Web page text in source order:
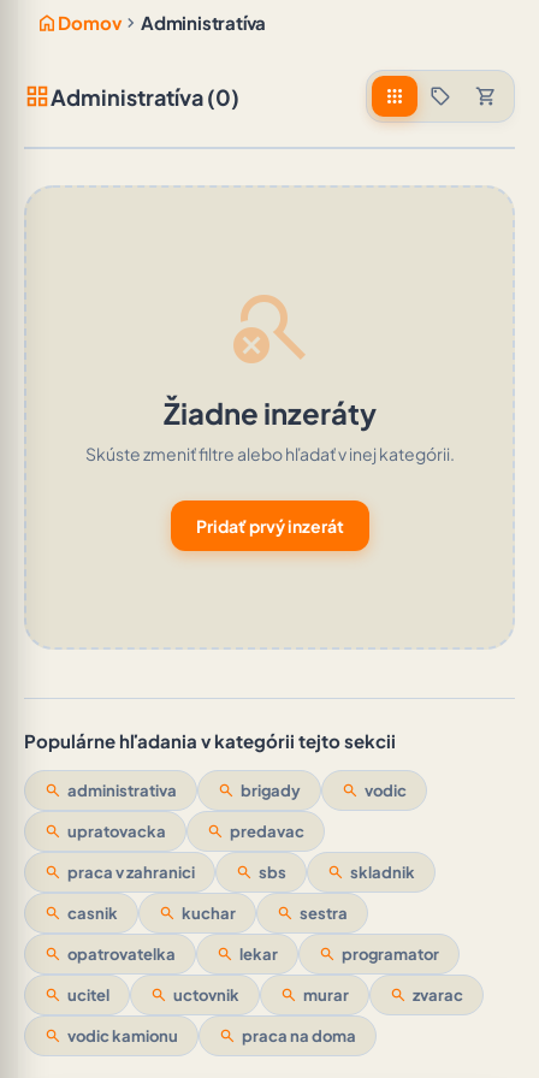
home Domov chevron_right Administratíva
grid_viewAdministratíva (0) apps sell shopping_cart
search_off
Žiadne inzeráty
Skúste zmeniť filtre alebo hľadať v inej kategórii.
Pridať prvý inzerát
Populárne hľadania v kategórii tejto sekcii
search administrativa search brigady search vodic
search upratovacka search predavac
search praca v zahranici search sbs search skladnik
search casnik search kuchar search sestra
search opatrovatelka search lekar search programator
search ucitel search uctovnik search murar search zvarac
search vodic kamionu search praca na doma